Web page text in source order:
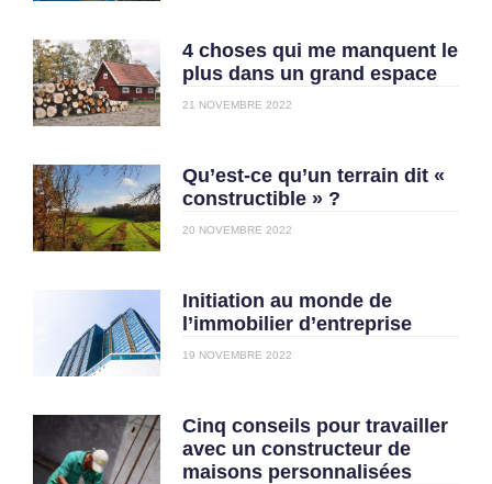
4 choses qui me manquent le
plus dans un grand espace
21 NOVEMBRE 2022
Qu’est-ce qu’un terrain dit «
constructible » ?
20 NOVEMBRE 2022
Initiation au monde de
l’immobilier d’entreprise
19 NOVEMBRE 2022
Cinq conseils pour travailler
avec un constructeur de
maisons personnalisées